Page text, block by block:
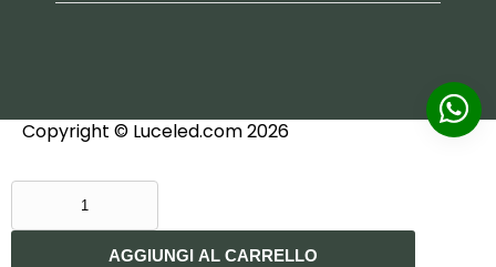
AGGIUNGI AL CARRELLO
Copyright © Luceled.com 2026